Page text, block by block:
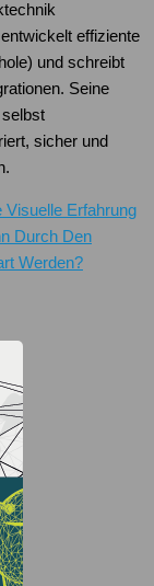
effiziente
und schreibt
Seine
sicher und
Visuelle Erfahrung
Durch Den
Werden?